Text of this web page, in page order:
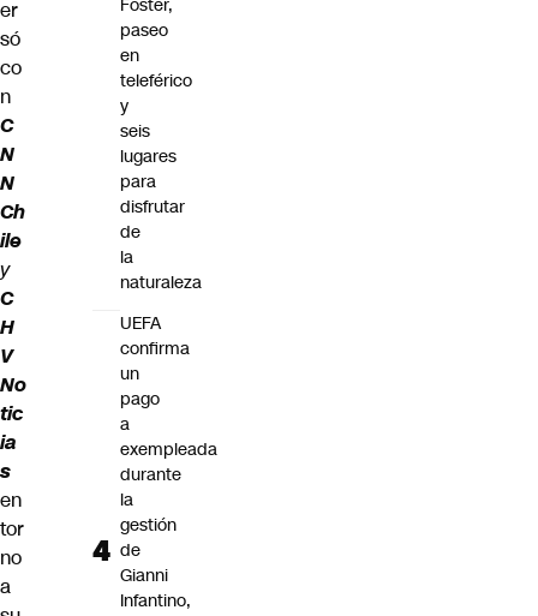
er
só
co
n
C
N
N
Ch
ile
y
C
H
V
No
tic
ia
s
en
tor
no
a
Foster,
paseo
en
teleférico
y
seis
lugares
para
disfrutar
de
la
naturaleza
UEFA
confirma
un
pago
a
exempleada
durante
la
gestión
de
Gianni
Infantino,